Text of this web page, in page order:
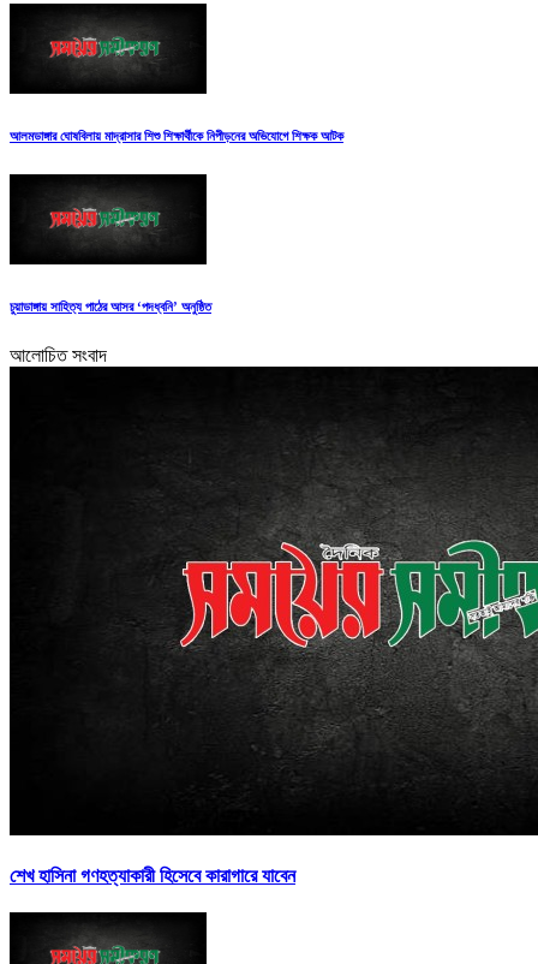
আলমডাঙ্গার ঘোষবিলায় মাদ্রাসার শিশু শিক্ষার্থীকে নিপীড়নের অভিযোগে শিক্ষক আটক
চুয়াডাঙ্গায় সাহিত্য পাঠের আসর ‘পদধ্বনি’ অনুষ্ঠিত
আলোচিত সংবাদ
শেখ হাসিনা গণহত্যাকারী হিসেবে কারাগারে যাবেন